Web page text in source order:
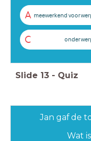
A meewerkend
C
Slide 13 - Quiz
Jan gaf de
Wat